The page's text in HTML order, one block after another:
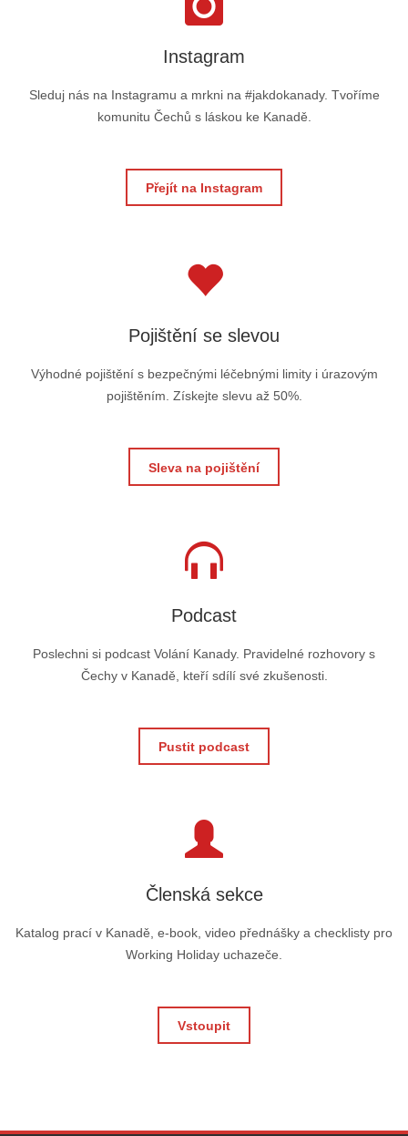
Instagram
Sleduj nás na Instagramu a mrkni na #jakdokanady. Tvoříme
komunitu Čechů s láskou ke Kanadě.
Přejít na Instagram
Pojištění se slevou
Výhodné pojištění s bezpečnými léčebnými limity i úrazovým
pojištěním. Získejte slevu až 50%.
Sleva na pojištění
Podcast
Poslechni si podcast Volání Kanady. Pravidelné rozhovory s
Čechy v Kanadě, kteří sdílí své zkušenosti.
Pustit podcast
Členská sekce
Katalog prací v Kanadě, e-book, video přednášky a checklisty pro
Working Holiday uchazeče.
Vstoupit